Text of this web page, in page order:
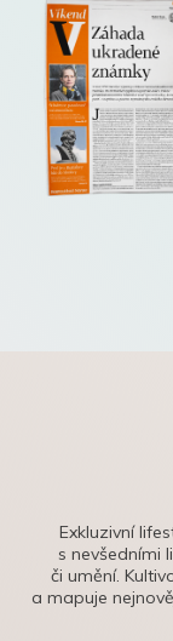
Exkluzivní
s nevšedními
či umění.
a mapuje